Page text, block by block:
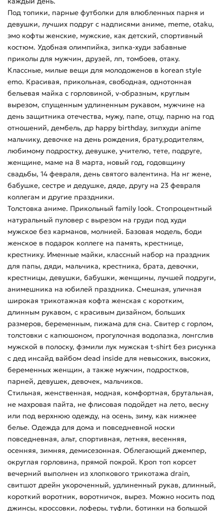
Под топики, парные футболки для влюбленных парня и
девушки, лучших подруг с надписями аниме, meme, otaku,
эмо кофты женские, мужские, как детский, спортивный
костюм. Удобная олимпийка, зипка-худи забавные
приколы для мужчин, друзей, лп, томбоев, отаку.
Классные, милые вещи для молодоженов в korean style
emo. Красивая, прикольная, свободная, однотонная
бельевая майка с горловиной, v-образным, круглым
вырезом, спущенным удлиненным рукавом, мужчине на
день защитника отечества, мужу, папе, отцу, парню на год
отношений, дембель, др happy birthday, зипхуди anime
мальчику, девочке на день рождения, брату,родителям,
любимому подростку, девушке, учителю, тете, подруге,
женщине, маме на 8 марта, новый год, годовщину
свадьбы, 14 февраля, день святого валентина. На нг жене,
бабушке, сестре и дедушке, дяде, другу на 23 февраля
коллегам и другие праздники.
Толстовка аниме. Прикольный family look. Стопроцентный
натуральный пуловер с вырезом на груди под худи
мужское без карманов, молнией. Базовая модель, боди
женское в подарок коллеге на память, крестнице,
крестнику. Именные майки, классный набор на праздник
для папы, дяди, мальчика, крестника, брата, девочки,
крестницы, девушки, бабушки, женщины, лучшей подруги,
анимешника на юбилей праздника. Смешная, уличная
широкая трикотажная кофта женская с коротким,
длинным рукавом, с красивым дизайном, больших
размеров, беременным, пижама для сна. Свитер с горлом,
толстовки с капюшоном, прогулочная водолазка, лонгслив
мужской в полоску, фэмили лук мужская t-shirt без рисунка
с дед инсайд вайбом dead inside для невысоких, высоких,
беременных женщин, а также мужчин, подростков,
парней, девушек, девочек, мальчиков.
Стильная, женственная, модная, комфортная, брутальная,
не махровая пайта, не флисовая подойдет на лето, весну
или под верхнюю одежду, на осень, зиму, как нижнее
белье. Одежда для дома и повседневной носки
повседневная, альт, спортивная, летняя, весенняя,
осенняя, зимняя, демисезонная. Облегающий джемпер,
округлая горловина, прямой покрой. Кроп топ корсет
вечерний выполнен из хлопкового трикотажа drain,
свитшот дрейн укороченный, удлиненный рукав, длинный,
короткий воротник, воротничок, вырез. Можно носить под
джинсы, кроссовки, лоферы, туфли, ботинки на большой